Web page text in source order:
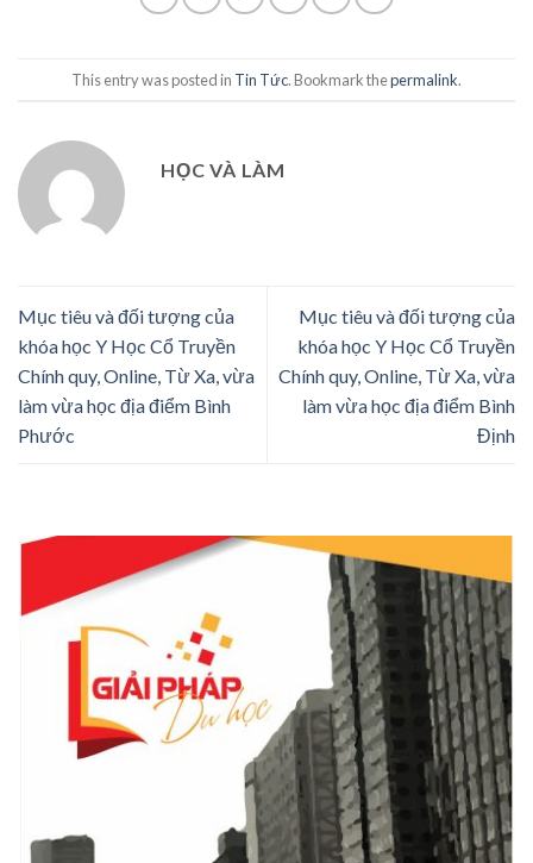
This entry was posted in Tin Tức. Bookmark thepermalink.
HỌC VÀ LÀM
Mục tiêu và đối tượng của
khóa học Y Học Cổ Truyền
Chính quy, Online, Từ Xa, vừa
làm vừa học địa điểm Bình
Phước
Mục tiêu và đối tượng của
khóa học Y Học Cổ Truyền
Chính quy, Online, Từ Xa, vừa
làm vừa học địa điểm Bình
Định